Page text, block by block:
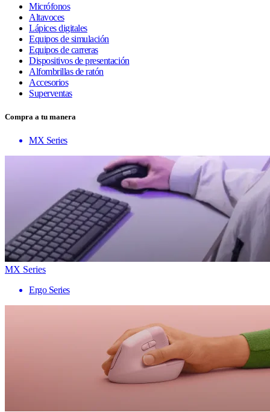
Micrófonos
Altavoces
Lápices digitales
Equipos de simulación
Equipos de carreras
Dispositivos de presentación
Alfombrillas de ratón
Accesorios
Superventas
Compra a tu manera
MX Series
MX Series
Ergo Series